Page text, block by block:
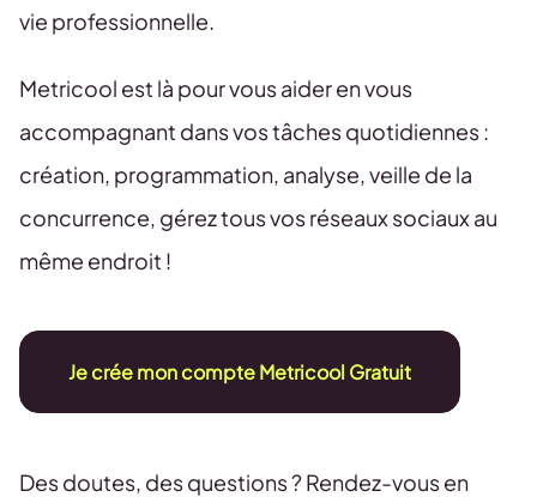
vie professionnelle.
Metricool est là pour vous aider en vous
accompagnant dans vos tâches quotidiennes :
création, programmation, analyse, veille de la
concurrence, gérez tous vos réseaux sociaux au
même endroit !
Je crée mon compte Metricool Gratuit
Des doutes, des questions ? Rendez-vous en